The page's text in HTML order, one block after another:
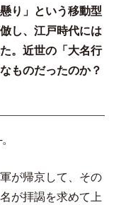
り」という移動型
し、江戸時代には
。近世の「大名行
ものだったのか？
が帰京して、その
が拝謁を求めて上